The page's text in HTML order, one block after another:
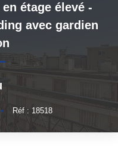
Bienétage élevé -
avec gardien
• Réf : 18518